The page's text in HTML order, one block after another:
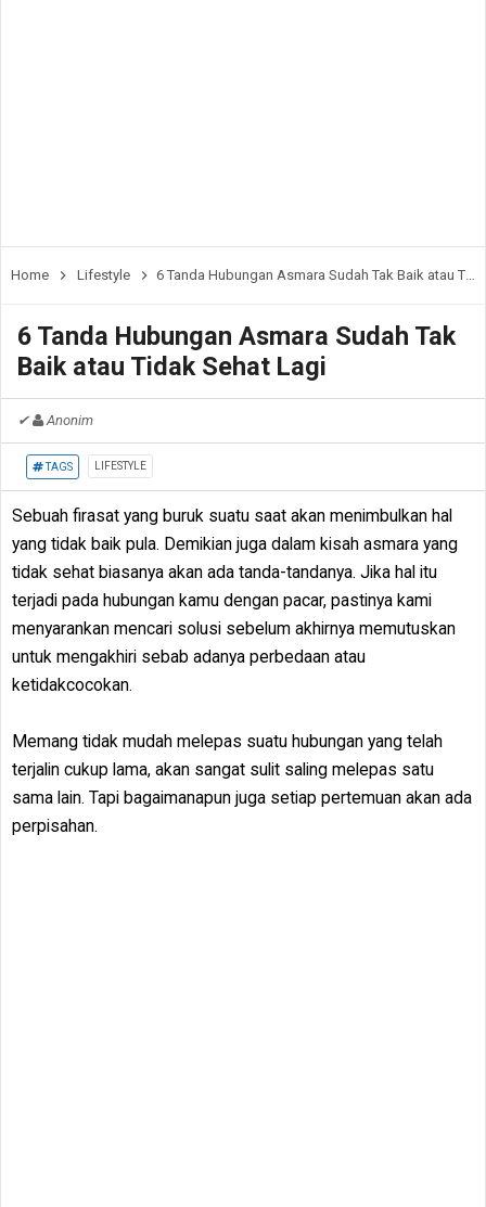
Home Lifestyle 6 Tanda Hubungan Asmara Sudah Tak Baik atau Tidak Sehat Lagi
6 Tanda Hubungan Asmara Sudah Tak
Baik atau Tidak Sehat Lagi
✔ Anonim
TAGS LIFESTYLE
Sebuah firasat yang buruk suatu saat akan menimbulkan hal
yang tidak baik pula. Demikian juga dalam kisah asmara yang
tidak sehat biasanya akan ada tanda-tandanya. Jika hal itu
terjadi pada hubungan kamu dengan pacar, pastinya kami
menyarankan mencari solusi sebelum akhirnya memutuskan
untuk mengakhiri sebab adanya perbedaan atau
ketidakcocokan.
Memang tidak mudah melepas suatu hubungan yang telah
terjalin cukup lama, akan sangat sulit saling melepas satu
sama lain. Tapi bagaimanapun juga setiap pertemuan akan ada
perpisahan.